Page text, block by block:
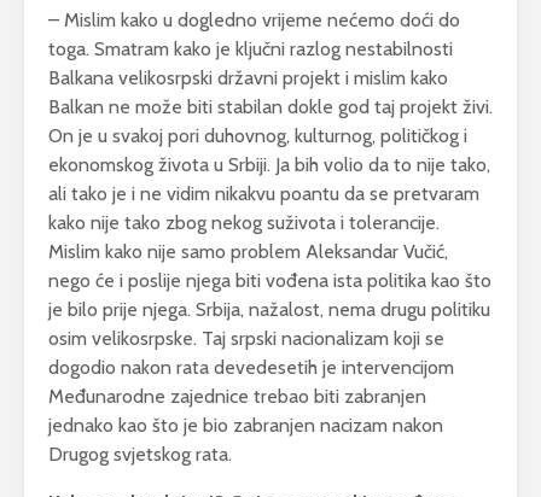
– Mislim kako u dogledno vrijeme nećemo doći do
toga. Smatram kako je ključni razlog nestabilnosti
Balkana velikosrpski državni projekt i mislim kako
Balkan ne može biti stabilan dokle god taj projekt živi.
On je u svakoj pori duhovnog, kulturnog, političkog i
ekonomskog života u Srbiji. Ja bih volio da to nije tako,
ali tako je i ne vidim nikakvu poantu da se pretvaram
kako nije tako zbog nekog suživota i tolerancije.
Mislim kako nije samo problem Aleksandar Vučić,
nego će i poslije njega biti vođena ista politika kao što
je bilo prije njega. Srbija, nažalost, nema drugu politiku
osim velikosrpske. Taj srpski nacionalizam koji se
dogodio nakon rata devedesetih je intervencijom
Međunarodne zajednice trebao biti zabranjen
jednako kao što je bio zabranjen nacizam nakon
Drugog svjetskog rata.